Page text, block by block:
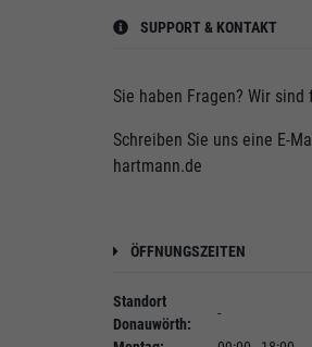
SUPPORT & KONTAKT
Sie haben Fragen? Wir sind
Schreiben Sie uns eine E-
hartmann.de
ÖFFNUNGSZEITEN
Standort
Donauwörth
-